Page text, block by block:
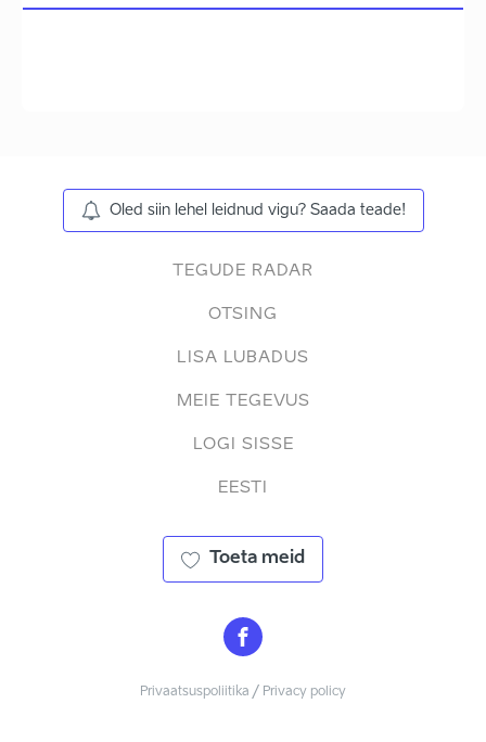
Oled siin lehel leidnud vigu? Saada teade!
TEGUDE RADAR
OTSING
LISA LUBADUS
MEIE TEGEVUS
LOGI SISSE
EESTI
Toeta meid
Privaatsuspoliitika / Privacy policy